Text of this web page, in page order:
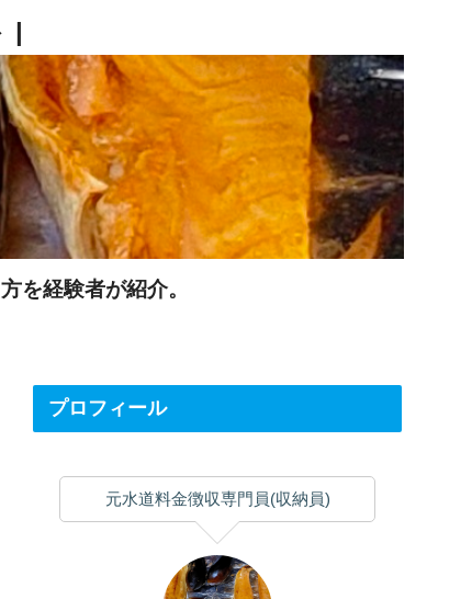
を経験者が紹介。
プロフィール
元水道料金徴収専門員(収納員)